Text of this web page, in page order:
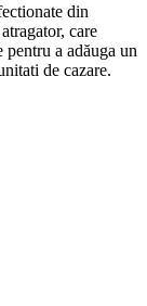
ectionate din
atragator, care
pentru a adăuga un
de cazare.